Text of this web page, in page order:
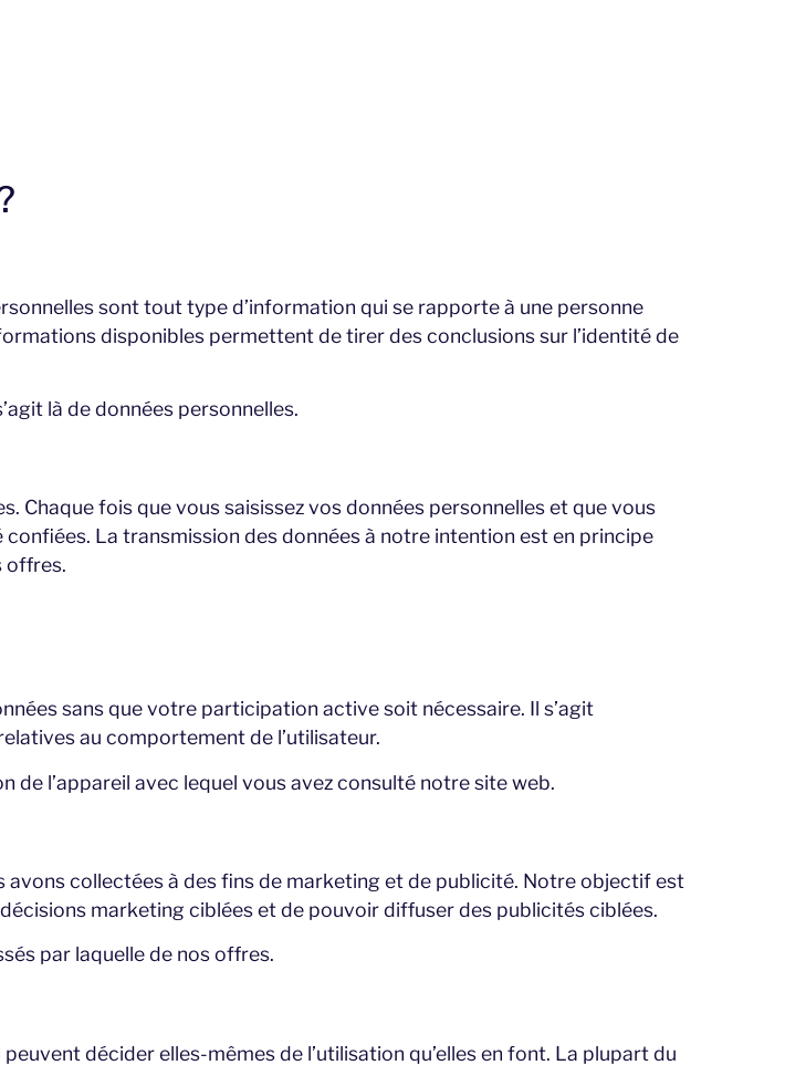
sont tout type d’information qui se rapporte à une personne
disponibles permettent de tirer des conclusions sur l’identité de
là de données personnelles.
Chaque fois que vous saisissez vos données personnelles et que vous
La transmission des données à notre intention est en principe
offres.
sans que votre participation active soit nécessaire. Il s’agit
au comportement de l’utilisateur.
de l’appareil avec lequel vous avez consulté notre site web.
avons collectées à des fins de marketing et de publicité. Notre objectif est
marketing ciblées et de pouvoir diffuser des publicités ciblées.
par laquelle de nos offres.
décider elles-mêmes de l’utilisation qu’elles en font. La plupart du